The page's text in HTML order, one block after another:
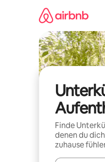
Finde
denen du
zuhause